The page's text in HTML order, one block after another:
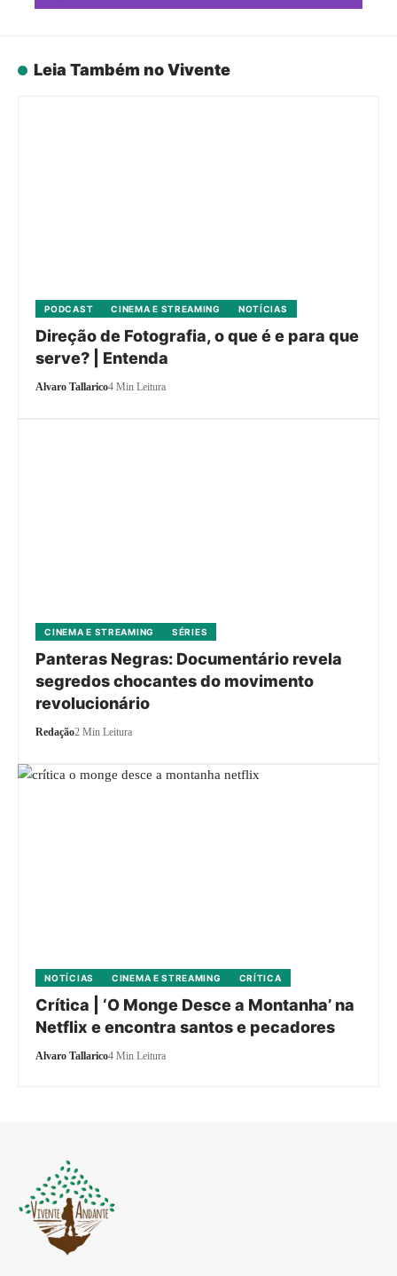
Leia Também no Vivente
PODCAST CINEMA E STREAMING NOTÍCIAS
Direção de Fotografia, o que é e para que
serve? | Entenda
Alvaro Tallarico4 Min Leitura
CINEMA E STREAMING SÉRIES
Panteras Negras: Documentário revela
segredos chocantes do movimento
revolucionário
Redação2 Min Leitura
NOTÍCIAS CINEMA E STREAMING CRÍTICA
Crítica | ‘O Monge Desce a Montanha’ na
Netflix e encontra santos e pecadores
Alvaro Tallarico4 Min Leitura